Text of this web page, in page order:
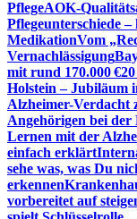
PflegeAOK-
Pflegeunterschiede
MedikationVom
Vernachlässigung
mit rund 170.000 €
Holstein – Jubiläum
Alzheimer-Verdacht
Angehörigen bei der
Lernen mit der
einfach erklärt
sehe was, was Du
erkennen
vorbereitet auf